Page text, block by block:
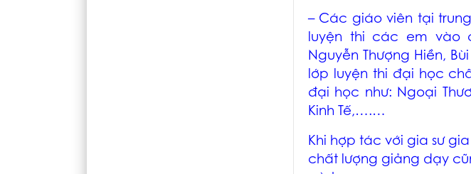
– Các giáo viên tại
luyện thi các em vào
Nguyễn Thượng Hiền,
lớp luyện thi đại học
đại học như: Ngoại
Kinh Tế,….…
Khi hợp tác với gia sư gia
chất lượng giảng dạy